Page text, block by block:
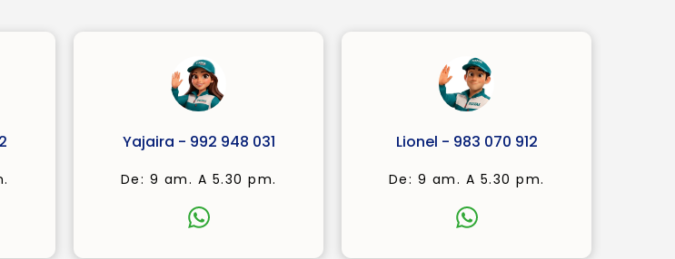
Yajaira - 992 948 031
De: 9 am. A 5.30 pm.
Lionel - 983 070 912
De: 9 am. A 5.30 pm.